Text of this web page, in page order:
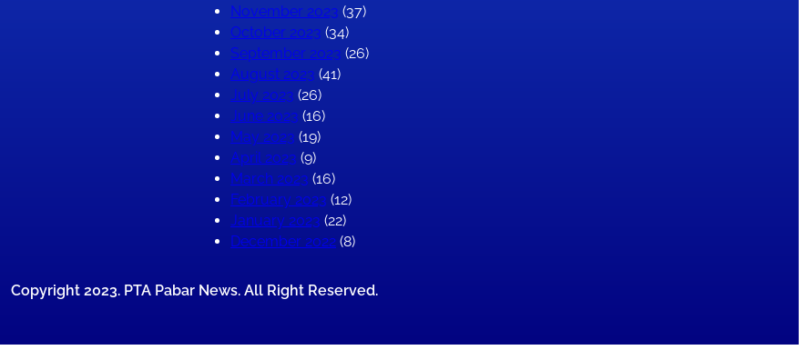
November 2023 (37)
October 2023 (34)
September 2023 (26)
August 2023 (41)
July 2023 (26)
June 2023 (16)
May 2023 (19)
April 2023 (9)
March 2023 (16)
February 2023 (12)
January 2023 (22)
December 2022 (8)
Copyright 2023. PTA Pabar News. All Right Reserved.